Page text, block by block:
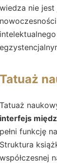
wiedza nie jest
Tatuaż
Tatuaż
interfejs
pełni funkcję
Struktura
współczesnej